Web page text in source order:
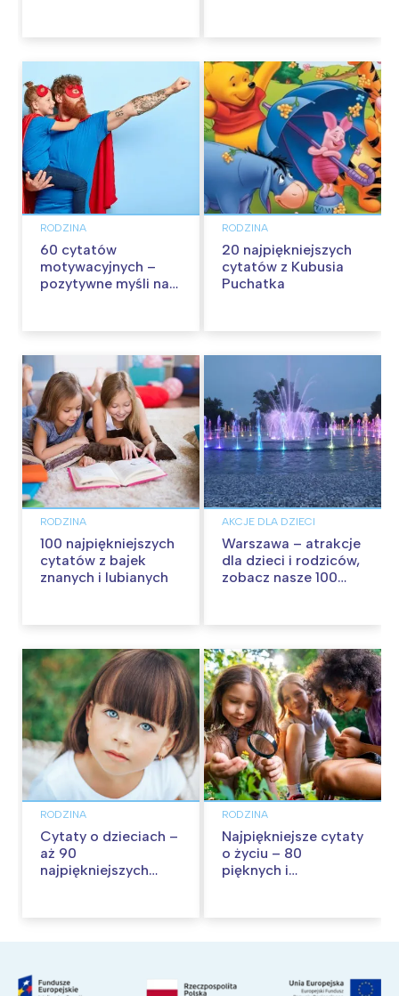
RODZINA
60 cytatów
motywacyjnych –
pozytywne myśli na
RODZINA
20 najpiękniejszych
cytatów z Kubusia
Puchatka
RODZINA
100 najpiękniejszych
cytatów z bajek
znanych i lubianych
AKCJE DLA DZIECI
Warszawa – atrakcje
dla dzieci i rodziców,
zobacz nasze 100
RODZINA
Cytaty o dzieciach –
aż 90
najpiękniejszych
RODZINA
Najpiękniejsze cytaty
o życiu – 80
pięknych i